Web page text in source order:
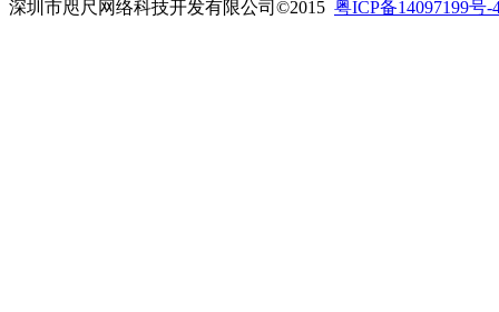
深圳市咫尺网络科技开发有限公司©2015 粤ICP备14097199号-